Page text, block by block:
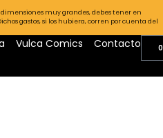
muy grandes, debes tener en
gastos, si los hubiera, corren por cuenta del
Vulca Comics Contacto